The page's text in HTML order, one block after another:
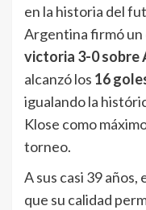
en la historia del
Argentina firmó
victoria 3-0 sobre
alcanzó los 16
igualando la
Klose como
torneo.
A sus casi 39
que su calidad